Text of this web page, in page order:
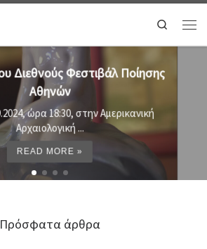
Search
Προτελευταία ημέρα φεστιβάλ:
Σήμερα, Τετάρτη 25 Σεπτεμβρίου, στο
READ MORE »
Πρόσφατα άρθρα